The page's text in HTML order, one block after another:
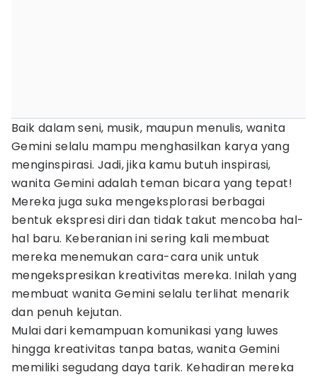
Baik dalam seni, musik, maupun menulis, wanita
Gemini selalu mampu menghasilkan karya yang
menginspirasi. Jadi, jika kamu butuh inspirasi,
wanita Gemini adalah teman bicara yang tepat!
Mereka juga suka mengeksplorasi berbagai
bentuk ekspresi diri dan tidak takut mencoba hal-
hal baru. Keberanian ini sering kali membuat
mereka menemukan cara-cara unik untuk
mengekspresikan kreativitas mereka. Inilah yang
membuat wanita Gemini selalu terlihat menarik
dan penuh kejutan.
Mulai dari kemampuan komunikasi yang luwes
hingga kreativitas tanpa batas, wanita Gemini
memiliki segudang daya tarik. Kehadiran mereka